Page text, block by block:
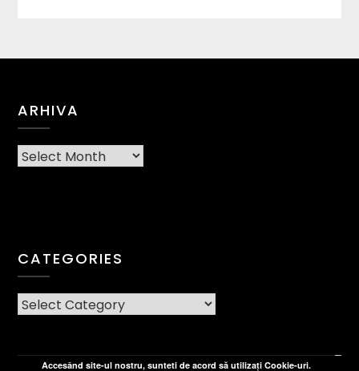
ARHIVA
Arhiva
CATEGORIES
CATEGORIES
Accesând site-ul nostru, sunteti de acord să utilizați Cookie-uri.